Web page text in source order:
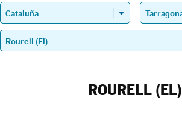
ROURELL (EL)